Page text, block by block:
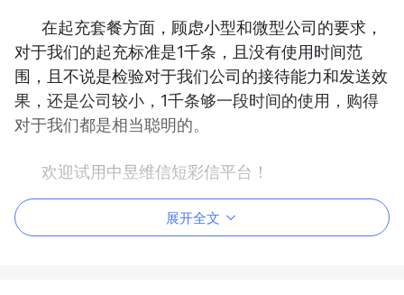
在起充套餐方面，顾虑小型和微型公司的要求，
对于我们的起充标准是1千条，且没有使用时间范
围，且不说是检验对于我们公司的接待能力和发送效
果，还是公司较小，1千条够一段时间的使用，购得
对于我们都是相当聪明的。
欢迎试用中昱维信短彩信平台！
展开全文